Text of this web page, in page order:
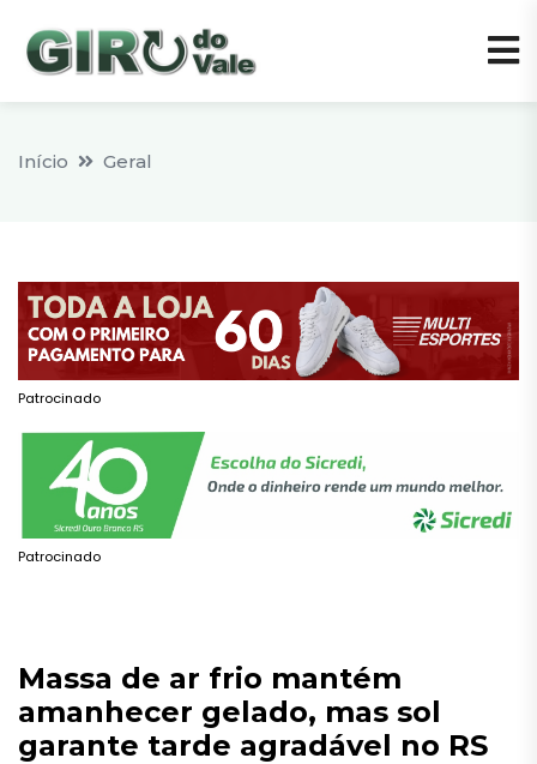
Início Geral
Patrocinado
Patrocinado
Massa de ar frio mantém
amanhecer gelado, mas sol
garante tarde agradável no RS